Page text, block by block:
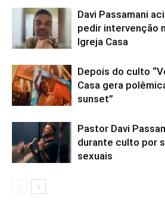
Davi Passamani
pedir intervenção
Igreja Casa
Depois do culto
Casa gera
sunset”
Pastor Davi
durante culto por
sexuais